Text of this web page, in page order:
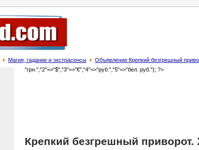
Магия, гадание и экстрасенсы Объявление Крепкий безгрешный
"грн.","2"=>"$","3"=>"€","4"=>"руб.","5"=>"бел. руб."); ?>
Крепкий безгрешный